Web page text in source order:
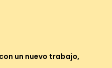
con un nuevo trabajo,